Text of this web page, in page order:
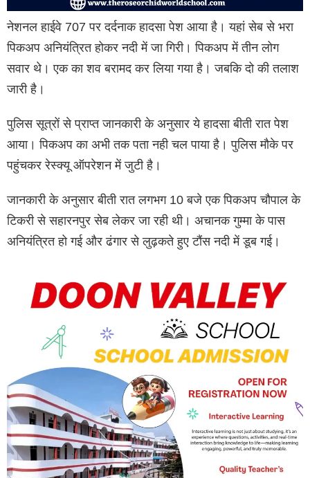
नेशनल हाईवे 707 पर दर्दनाक हादसा पेश आया है। यहां सेब से भरा
पिकअप अनियंत्रित होकर नदी में जा गिरी। पिकअप में तीन लोग
सवार थे। एक का शव बरामद कर लिया गया है। जबकि दो की तलाश
जारी है।
पुलिस सूत्रों से प्राप्त जानकारी के अनुसार ये हादसा बीती रात पेश
आया। पिकअप का अभी तक पता नही चल पाया है। पुलिस मौके पर
पहुंचकर रेस्क्यू ऑपरेशन में जुटी है।
जानकारी के अनुसार बीती रात लगभग 10 बजे एक पिकअप चौपाल के
टिकरी से सहारनपुर सेब लेकर जा रही थी। अचानक गुम्मा के पास
अनियंत्रित हो गई और ढंगार से लुढ़कते हुए टौंस नदी में डूब गई।